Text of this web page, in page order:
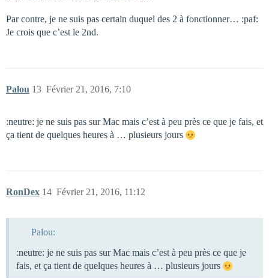
Par contre, je ne suis pas certain duquel des 2 à fonctionner… :paf:
Je crois que c’est le 2nd.
Palou Février 21, 2016, 7:10
13
:neutre: je ne suis pas sur Mac mais c’est à peu près ce que je fais, et
ça tient de quelques heures à … plusieurs jours
RonDex Février 21, 2016, 11:12
14
Palou:
:neutre: je ne suis pas sur Mac mais c’est à peu près ce que je
fais, et ça tient de quelques heures à … plusieurs jours